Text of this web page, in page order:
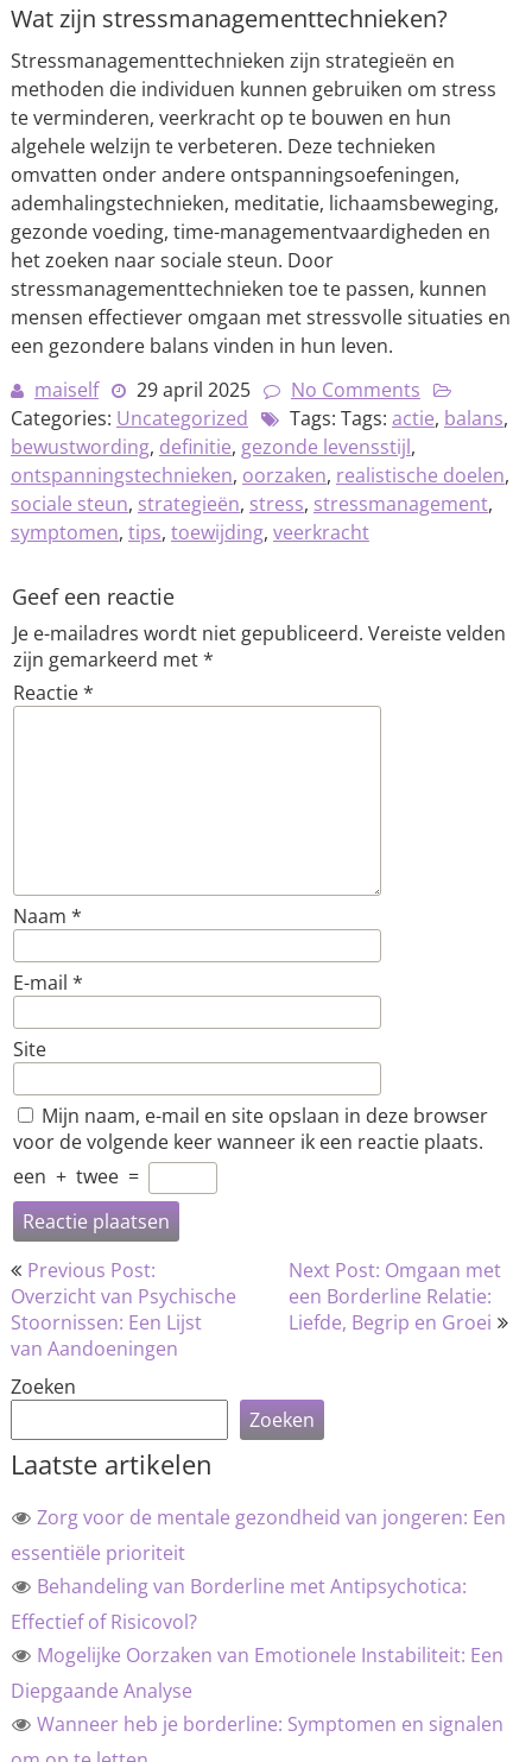
Wat zijn stressmanagementtechnieken?
Stressmanagementtechnieken zijn strategieën en
methoden die individuen kunnen gebruiken om stress
te verminderen, veerkracht op te bouwen en hun
algehele welzijn te verbeteren. Deze technieken
omvatten onder andere ontspanningsoefeningen,
ademhalingstechnieken, meditatie, lichaamsbeweging,
gezonde voeding, time-managementvaardigheden en
het zoeken naar sociale steun. Door
stressmanagementtechnieken toe te passen, kunnen
mensen effectiever omgaan met stressvolle situaties en
een gezondere balans vinden in hun leven.
maiself
29 april 2025
No Comments
Categories: Uncategorized Tags: Tags: actie, balans,
bewustwording, definitie, gezonde levensstijl,
ontspanningstechnieken, oorzaken, realistische doelen,
sociale steun, strategieën, stress, stressmanagement,
symptomen, tips, toewijding, veerkracht
Geef een reactie
Je e-mailadres wordt niet gepubliceerd. Vereiste velden
zijn gemarkeerd met*
Reactie*
Naam *
E-mail *
Site
Mijn naam, e-mail en site opslaan in deze browser
voor de volgende keer wanneer ik een reactie plaats.
een + twee =
Bericht
navigatie
Previous Post:
Overzicht van Psychische
Stoornissen: Een Lijst
van Aandoeningen
Next Post: Omgaan met
een Borderline Relatie:
Liefde, Begrip en Groei
Zoeken
Zoeken
Laatste artikelen
Zorg voor de mentale gezondheid van jongeren: Een
essentiële prioriteit
Behandeling van Borderline met Antipsychotica:
Effectief of Risicovol?
Mogelijke Oorzaken van Emotionele Instabiliteit: Een
Diepgaande Analyse
Wanneer heb je borderline: Symptomen en signalen